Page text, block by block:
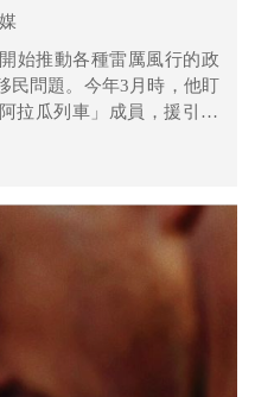
始推動各種雷厲風行的政
民問題。今年3月時，他盯
拉瓜列車」成員，援引18
以飛機送往薩爾瓦多的監